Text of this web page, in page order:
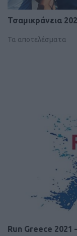
Τσαμικράνεια
Τα αποτελέσματα
Run Greece 2021